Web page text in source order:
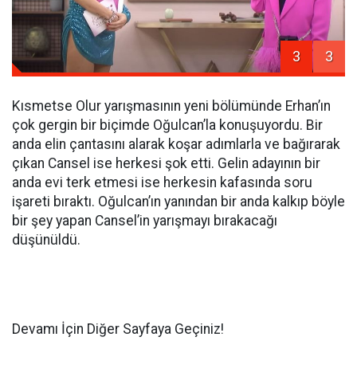
3 3
Kısmetse Olur yarışmasının yeni bölümünde Erhan’ın
çok gergin bir biçimde Oğulcan’la konuşuyordu. Bir
anda elin çantasını alarak koşar adımlarla ve bağırarak
çıkan Cansel ise herkesi şok etti. Gelin adayının bir
anda evi terk etmesi ise herkesin kafasında soru
işareti bıraktı. Oğulcan’ın yanından bir anda kalkıp böyle
bir şey yapan Cansel’in yarışmayı bırakacağı
düşünüldü.
Devamı İçin Diğer Sayfaya Geçiniz!